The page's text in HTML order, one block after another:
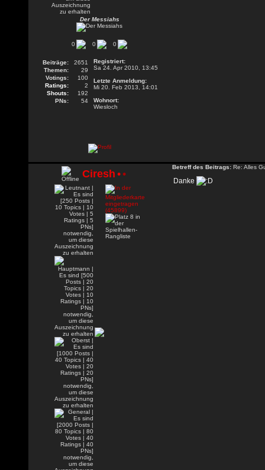
Der Messiahs
0 0 0
Beiträge:
2651
Themen:
29
Votings:
100
Ratings:
2
Shouts:
192
PNs:
54
Registriert:
Sa 24. Apr 2010, 13:45
Letzte Anmeldung:
Mi 20. Feb 2013, 14:01
Wohnort:
Wiesloch
Ciresh ••
Betreff des Beitrags: Re: Alles
Danke